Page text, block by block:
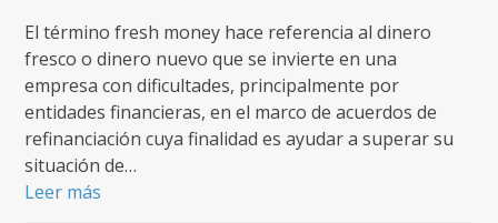
El término fresh money hace referencia al dinero
fresco o dinero nuevo que se invierte en una
empresa con dificultades, principalmente por
entidades financieras, en el marco de acuerdos de
refinanciación cuya finalidad es ayudar a superar su
situación de…
Leer más